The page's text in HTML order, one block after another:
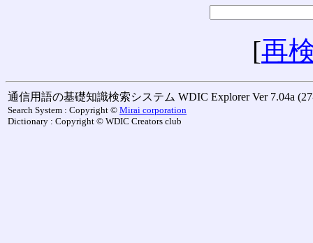
[再
通信用語の基礎知識検索システム WDIC Explorer Ver 7.04a
Search System : Copyright © Mirai corporation
Dictionary : Copyright © WDIC Creators club